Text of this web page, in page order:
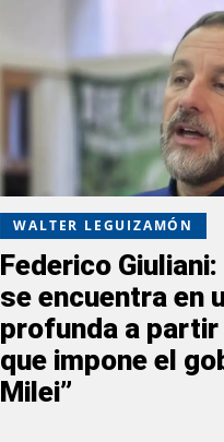
WALTER LEGUIZAMÓN
Federico
se encuentra en
profunda a
que impone el
Milei”